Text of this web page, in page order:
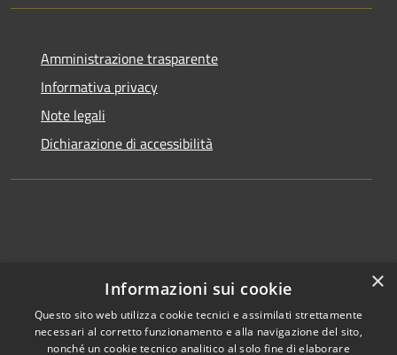
Amministrazione trasparente
Informativa privacy
Note legali
Dichiarazione di accessibilità
×
Informazioni sui cookie
Questo sito web utilizza cookie tecnici e assimilati strettamente
necessari al corretto funzionamento e alla navigazione del sito,
nonché un cookie tecnico analitico al solo fine di elaborare